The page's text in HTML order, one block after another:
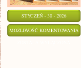
STYCZEŃ - 30 - 2026
MOŻLIWOŚĆ KOMENTOWANIA